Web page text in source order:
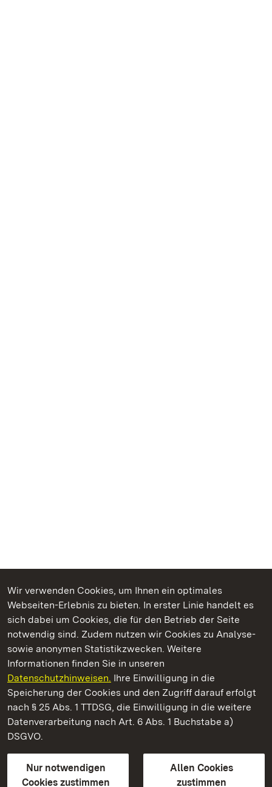
Wir verwenden Cookies, um Ihnen ein optimales
Webseiten-Erlebnis zu bieten. In erster Linie handelt es
sich dabei um Cookies, die für den Betrieb der Seite
notwendig sind. Zudem nutzen wir Cookies zu Analyse-
sowie anonymen Statistikzwecken. Weitere
Informationen finden Sie in unseren
Datenschutzhinweisen. Ihre Einwilligung in die
Speicherung der Cookies und den Zugriff darauf erfolgt
nach § 25 Abs. 1 TTDSG, die Einwilligung in die weitere
Datenverarbeitung nach Art. 6 Abs. 1 Buchstabe a)
DSGVO.
Nur notwendigen
Cookies zustimmen
Allen Cookies
zustimmen
Kommen. Staunen. Genießen.
Kloster und Schloss Salem
Staatliche Schlösser und Gärten Baden-Württemberg
Kontakt
GebärdenspracheLeichte Sprache
Erklärung zur Barrierefreiheit
BITV-konform (geprüfte Seiten)